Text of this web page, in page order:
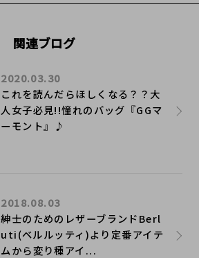
関連ブログ
これを読んだらほしくなる？？大
人女子必見!!憧れのバッグ『GGマ
ーモント』♪
2020.03.30
紳士のためのレザーブランドBerl
uti(ベルルッティ)より定番アイテ
ムから変り種アイ...
2018.08.03